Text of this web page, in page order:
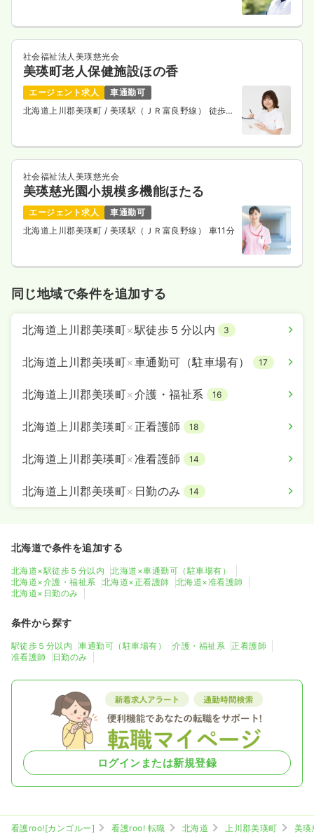
社会福祉法人美瑛慈光会
美瑛町老人保健施設ほの香
エージェント求人
車通勤可
北海道上川郡美瑛町 / 美瑛駅（ＪＲ富良野線） 徒歩17
社会福祉法人美瑛慈光会
美瑛慈光園小規模多機能ほたる
エージェント求人
車通勤可
北海道上川郡美瑛町 / 美瑛駅（ＪＲ富良野線） 車11分
同じ地域で条件を追加する
北海道上川郡美瑛町×駅徒歩５分以内 3
北海道上川郡美瑛町×車通勤可（駐車場有） 17
北海道上川郡美瑛町×介護・福祉系 16
北海道上川郡美瑛町× 正看護師 18
北海道上川郡美瑛町×准看護師 14
北海道上川郡美瑛町× 日勤のみ 14
北海道で条件を追加する
北海道×駅徒歩５分以内
北海道×車通勤可（駐車場有）
北海道×介護・福祉系
北海道×正看護師
北海道×准看護師
北海道×日勤のみ
条件から探す
駅徒歩５分以内 車通勤可（駐車場有） 介護・福祉系
正看護師
准看護師
日勤のみ
ログインまたは新規登録
看護roo![カンゴルー] 看護roo! 転職 北海道 上川郡美瑛町
美瑛